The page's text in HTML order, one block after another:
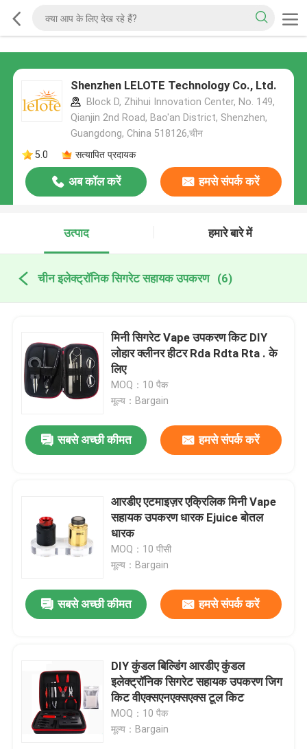
Shenzhen LELOTE Technology Co., Ltd.
Block D, Zhihui Innovation Center, No. 149,
Qianjin 2nd Road, Bao'an District, Shenzhen,
Guangdong, China 518126,चीन
5.0
सत्यापित प्रदायक
अब कॉल करें हमसे संपर्क करें
उत्पाद हमारे बारे में
चीन इलेक्ट्रॉनिक सिगरेट सहायक उपकरण (6)
मिनी सिगरेट Vape उपकरण किट DIY
लोहार क्लीनर हीटर Rda Rdta Rta . के
लिए
MOQ：10 पैक
मूल्य：Bargain
सबसे अच्छी कीमत हमसे संपर्क करें
आरडीए एटमाइज़र एक्रिलिक मिनी Vape
सहायक उपकरण धारक Ejuice बोतल
धारक
MOQ：10 पीसी
मूल्य：Bargain
सबसे अच्छी कीमत हमसे संपर्क करें
DIY कुंडल बिल्डिंग आरडीए कुंडल
इलेक्ट्रॉनिक सिगरेट सहायक उपकरण जिग
किट वीएक्सएनएक्सएक्स टूल किट
MOQ：10 पैक
मूल्य：Bargain